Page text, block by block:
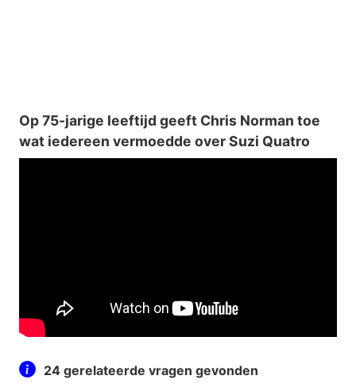
Op 75-jarige leeftijd geeft Chris Norman toe
wat iedereen vermoedde over Suzi Quatro
24 gerelateerde vragen gevonden